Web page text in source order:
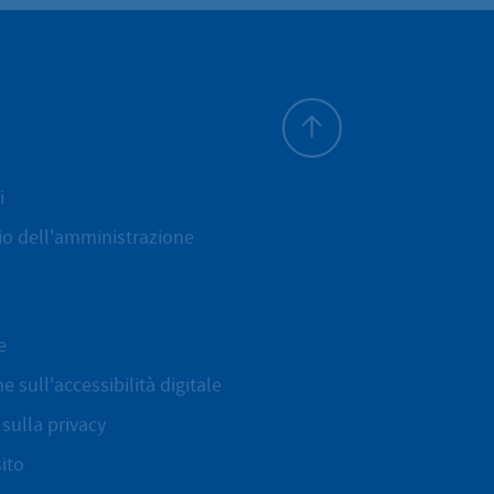
dell'amministrazione
sull'accessibilità digitale
privacy